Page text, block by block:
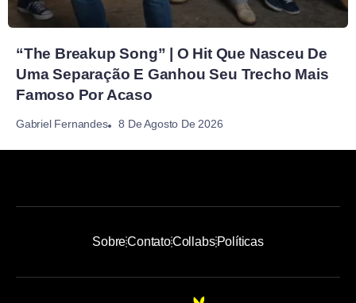
“The Breakup Song” | O Hit Que Nasceu De
Uma Separação E Ganhou Seu Trecho Mais
Famoso Por Acaso
Gabriel Fernandes 8 De Agosto De 2026
SobreContatoCollabsPolíticas